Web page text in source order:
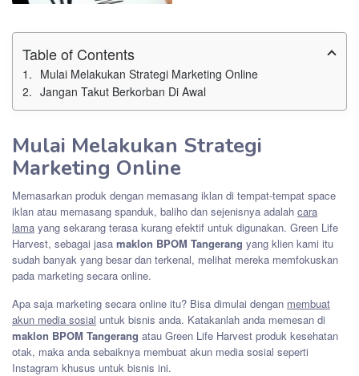
Table of Contents
Mulai Melakukan Strategi Marketing Online
Jangan Takut Berkorban Di Awal
Mulai Melakukan Strategi
Marketing Online
Memasarkan produk dengan memasang iklan di tempat-tempat space
iklan atau memasang spanduk, baliho dan sejenisnya adalah cara
lama yang sekarang terasa kurang efektif untuk digunakan. Green Life
Harvest, sebagai jasa maklon BPOM Tangerang yang klien kami itu
sudah banyak yang besar dan terkenal, melihat mereka memfokuskan
pada marketing secara online.
Apa saja marketing secara online itu? Bisa dimulai dengan membuat
akun media sosial untuk bisnis anda. Katakanlah anda memesan di
maklon BPOM Tangerang atau Green Life Harvest produk kesehatan
otak, maka anda sebaiknya membuat akun media sosial seperti
Instagram khusus untuk bisnis ini.